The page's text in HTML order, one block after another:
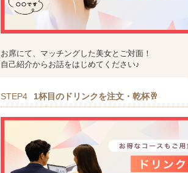
お席にて、マッチングした美女とご対面！
自己紹介からお話をはじめてください♪
STEP4 1杯目のドリンクを注文・乾杯🥂